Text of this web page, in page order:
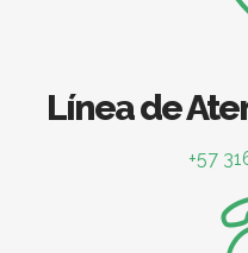
Línea de
+57